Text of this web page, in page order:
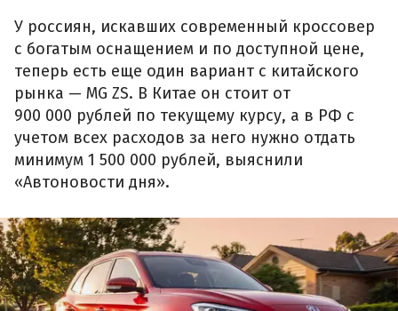
У россиян, искавших современный кроссовер
с богатым оснащением и по доступной цене,
теперь есть еще один вариант с китайского
рынка — MG ZS. В Китае он стоит от
900 000 рублей по текущему курсу, а в РФ с
учетом всех расходов за него нужно отдать
минимум 1 500 000 рублей, выяснили
«Автоновости дня».